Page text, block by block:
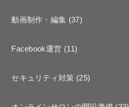
動画制作・編集 (37)
Facebook運営 (11)
セキュリティ対策 (25)